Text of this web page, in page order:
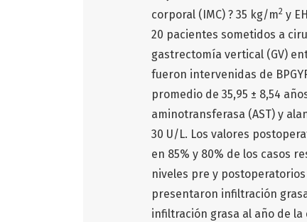
corporal (IMC) ? 35 kg/m2 y
20­­ pacientes sometidos a
gastrectomía vertical (GV)
fueron intervenidas de
promedio de 35,95 ± 8,54
aminotransferasa (AST) y
30 U/L. Los valores
en 85% y 80% de los casos
niveles pre y
presentaron infiltración
infiltración grasa al año de